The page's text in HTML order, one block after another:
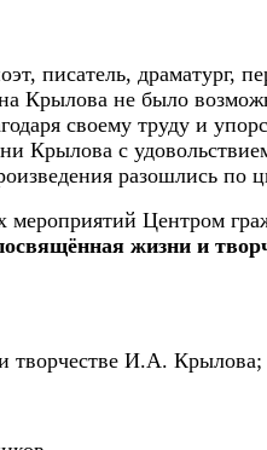
писатель, драматург,
Крылова не было
своему труду и
Крылова с
разошлись
Центром
жизни и
творчестве И.А. Крылова;